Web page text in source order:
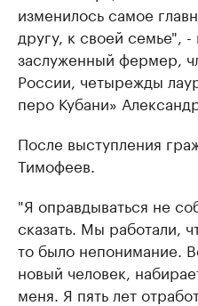
изменилось самое
другу, к своей семье",
заслуженный фермер,
России, четырежды
перо Кубани»
После выступления
Тимофеев.
"Я оправдываться не
сказать. Мы работали,
то было непонимание.
новый человек,
меня. Я пять лет